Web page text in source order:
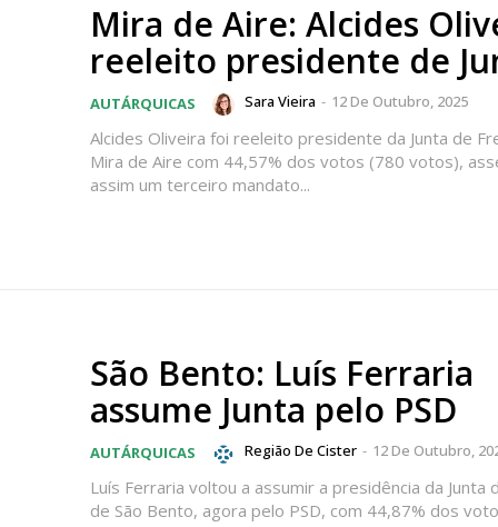
de
Mira de Aire: Alcides
reeleito presidente de
AUTÁRQUICAS Sara Vieira - 12 De Outubro, 2025
Alcides Oliveira foi reeleito presidente da Junta de
Mira de Aire com 44,57% dos votos (780 votos),
assim um terceiro mandato...
São Bento: Luís Ferraria
assume Junta pelo PSD
AUTÁRQUICAS Região De Cister - 12 De Outubro,
Luís Ferraria voltou a assumir a presidência da Junta
de São Bento, agora pelo PSD, com 44,87% dos